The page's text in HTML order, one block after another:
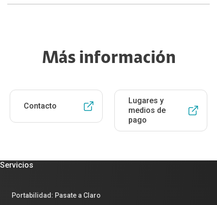
Más información
Contacto
Lugares y
medios de
pago
Servicios
Portabilidad: Pasate a Claro